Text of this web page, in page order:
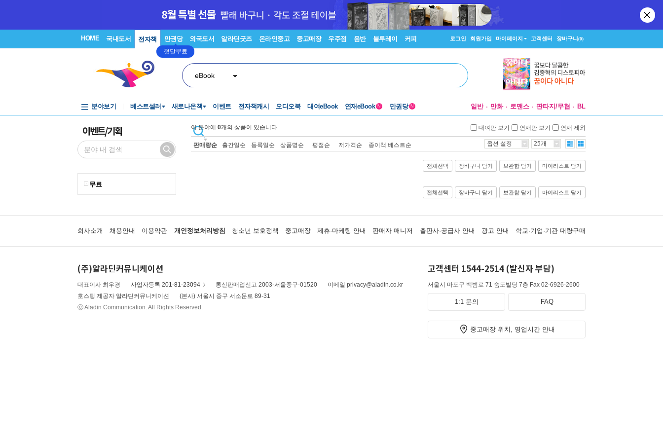
HOME 국내도서 전자책 만권당
첫달무료
외국도서 알라딘굿즈 온라인중고 중고매장 우주점 음반 블루레이 커피 로그인 회원가입 마이페이지 고객센터 장바구니(0)
eBook
분야보기 베스트셀러 새로나온책 이벤트 전자책캐시 오디오북 대여eBook 연재eBook N 만권당 N 일반 만화 로맨스 판타지/무협 BL
이벤트/기획
무료
이 분야에 0개의 상품이 있습니다. 대여만 보기 연재만 보기 연재 제외
판매량순 출간일순 등록일순 상품명순 평점순 저가격순 종이책 베스트순 옵션 설정 25개
전체선택 장바구니 담기 보관함 담기 마이리스트 담기
전체선택 장바구니 담기 보관함 담기 마이리스트 담기
회사소개 채용안내 이용약관 개인정보처리방침 청소년 보호정책 중고매장 제휴·마케팅 안내 판매자 매니저 출판사·공급사 안내 광고 안내 학교·기업·기관 대량구매
(주)알라딘커뮤니케이션
대표이사 최우경 사업자등록 201-81-23094 통신판매업신고 2003-서울중구-01520
이메일 privacy@aladin.co.kr
호스팅 제공자 알라딘커뮤니케이션
(본사) 서울시 중구 서소문로 89-31
ⓒ Aladin Communication. All Rights Reserved.
고객센터 1544-2514 (발신자 부담)
서울시 마포구 백범로 71 숨도빌딩 7층 Fax 02-6926-2600
1:1 문의 FAQ
중고매장 위치, 영업시간 안내